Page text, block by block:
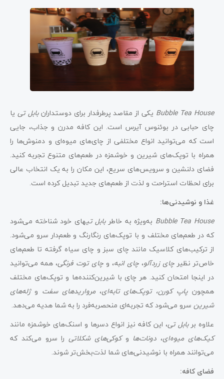
Bubble Tea House یکی از مقاصد پرطرفدار برای دوستدارانبابل تی یا
چای حبابی در بوئنوس آیرس است. این کافه مدرن و جذاب، جایی
است که می‌توانید انواع مختلفی از چای‌های میوه‌ای و دمنوش‌ها را
همراه با توپک‌های شیرین و خوشمزه در طعم‌های متنوع تجربه کنید.
فضای دلنشین و سرویس‌های سریع، این مکان را به یک انتخاب عالی
برای لحظات استراحت و لذت از طعم‌های جدید تبدیل کرده است.
غذا و نوشیدنی‌ها:
Bubble Tea House به‌ویژه به خاطربابل تیهای خود شناخته می‌شود
که در طعم‌های مختلف و با توپک‌های رنگارنگ و طعم‌دار سرو می‌شود.
از ترکیب‌های کلاسیک مانند چای سبز و چای سیاه گرفته تا طعم‌های
خاص‌تر نظیر چای زردآلو، چای انبه، و چای توت فرنگی، همه می‌توانید
در اینجا امتحان کنید. هر چای با شیرین‌کننده‌ها و توپک‌های مختلف
همچون پاپ کورن، توپک‌های تابه‌ای،مرواریدهای سفت وژله‌های
شیرین سرو می‌شود که تجربه‌ای منحصربه‌فرد را به شما هدیه می‌دهد.
علاوه بربابل تی، این کافه نیز انواع دسرها و اسنک‌های خوشمزه مانند
کیک‌های میوه‌ای، دونات‌ها وکوکی‌های شکلاتیرا سرو می‌کند که
می‌توانند همراه با نوشیدنی‌های شما لذت‌بخش‌تر شوند.
فضای کافه: